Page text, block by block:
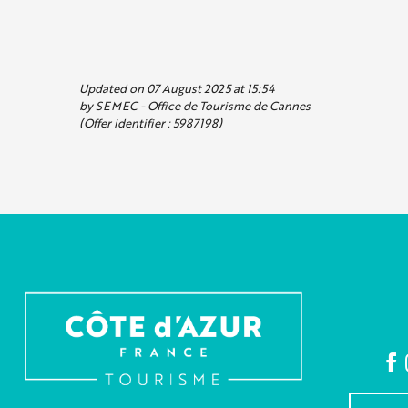
Updated on 07 August 2025 at 15:54
by SEMEC - Office de Tourisme de Cannes
(Offer identifier :5987198)